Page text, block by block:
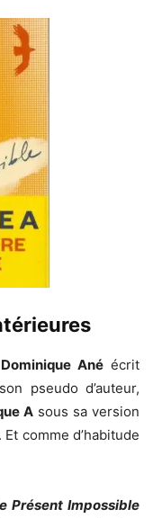
Dominique Ané écrit
pseudo d’auteur,
A sous sa version
comme d’habitude
Présent Impossible